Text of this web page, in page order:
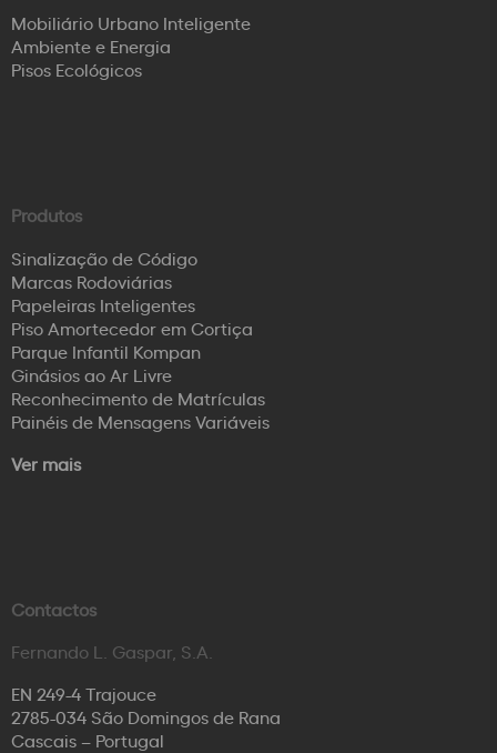
Mobiliário Urbano Inteligente
Ambiente e Energia
Pisos Ecológicos
Produtos
Sinalização de Código
Marcas Rodoviárias
Papeleiras Inteligentes
Piso Amortecedor em Cortiça
Parque Infantil Kompan
Ginásios ao Ar Livre
Reconhecimento de Matrículas
Painéis de Mensagens Variáveis
Ver mais
Contactos
Fernando L. Gaspar, S.A.
EN 249-4 Trajouce
2785-034 São Domingos de Rana
Cascais – Portugal